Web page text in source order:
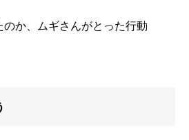
か、ムギさんがとった行動